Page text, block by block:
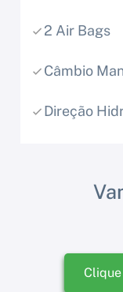
2 Air Bags
Câmbio
Direção